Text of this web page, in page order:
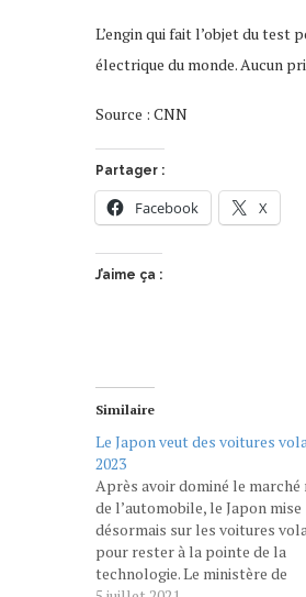
L’en­gin qui fait l’objet du test
élec­trique du monde. Aucun
Source : CNN
Partager :
Facebook X
J’aime ça :
Similaire
Le Japon veut des voitures
2023
Après avoir dominé le marché
de l’automobile, le Japon mise
désormais sur les voitures
pour rester à la pointe de la
technologie. Le ministère de